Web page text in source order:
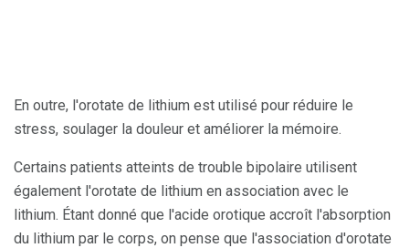
En outre, l'orotate de lithium est utilisé pour réduire le
stress, soulager la douleur et améliorer la mémoire.
Certains patients atteints de trouble bipolaire utilisent
également l'orotate de lithium en association avec le
lithium. Étant donné que l'acide orotique accroît l'absorption
du lithium par le corps, on pense que l'association d'orotate